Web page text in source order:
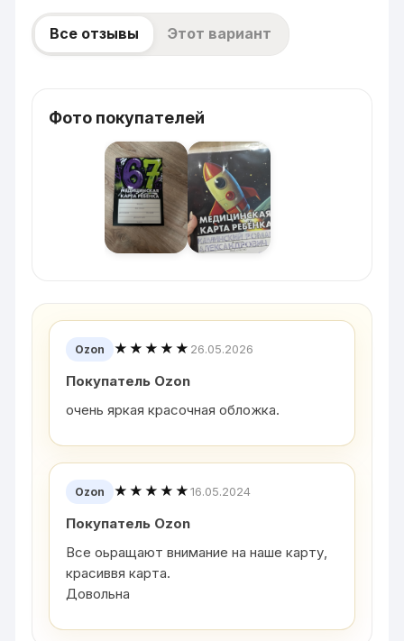
Все отзывы Этот вариант
Фото покупателей
Ozon ★★★★★ 26.05.2026
Покупатель Ozon
очень яркая красочная обложка.
Ozon ★★★★★16.05.2024
Покупатель Ozon
Все оьращают внимание на наше карту,
красиввя карта.
Довольна